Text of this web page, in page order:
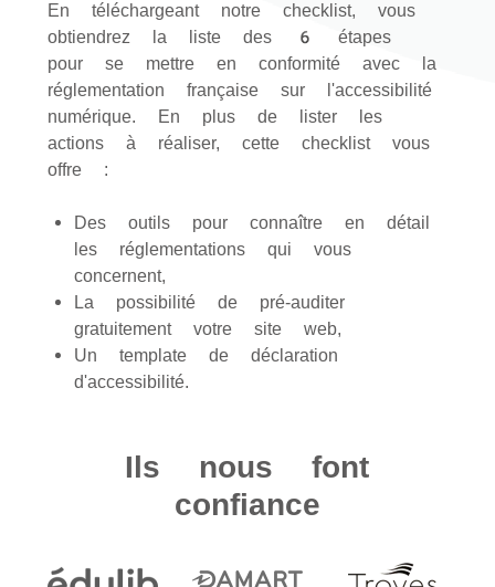
En téléchargeant notre checklist, vous
obtiendrez la liste des 6 étapes
pour se mettre en conformité avec la
réglementation française sur l'accessibilité
numérique. En plus de lister les
actions à réaliser, cette checklist vous
offre :
Des outils pour connaître en détail
les réglementations qui vous
concernent,
La possibilité de pré-auditer
gratuitement votre site web,
Un template de déclaration
d'accessibilité.
Ils nous font
confiance